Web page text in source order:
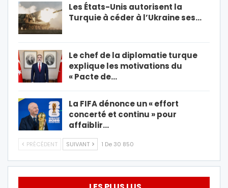
Les États-Unis autorisent la
Turquie à céder à l’Ukraine ses…
Le chef de la diplomatie turque
explique les motivations du
« Pacte de…
La FIFA dénonce un « effort
concerté et continu » pour
affaiblir…
PRÉCÉDENT SUIVANT 1 De 30 850